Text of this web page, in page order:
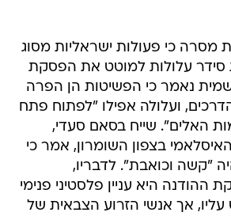
מסרה כי פעולות ישראליות מסוג
סידר עלולות למוטט את הפסקת
נאמר כי הפשיטות הן הפרה
ועלולה אפילו "לפתוח פתח
האלים". שייח בסאם סעדי,
בצפון השומרון, אמר כי
"קשה וכואבת". לדבריו,
היא עניין פלסטיני פנימי
עליו, אך אנשי הזרוע הצבאית של